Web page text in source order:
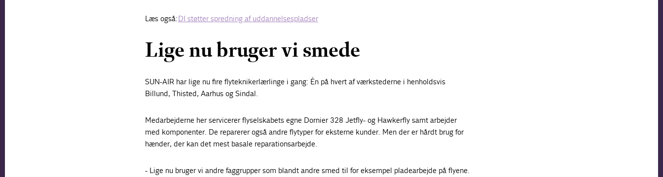
Læs også:DI støtter spredning af uddannelsespladser
Lige nu bruger vi smede
SUN-AIR har lige nu fire flyteknikerlærlinge i gang: Én på hvert af værkstederne i henholdsvis
Billund, Thisted, Aarhus og Sindal.
Medarbejderne her servicerer flyselskabets egne Dornier 328 Jetfly- og Hawkerfly samt arbejder
med komponenter. De reparerer også andre flytyper for eksterne kunder. Men der er hårdt brug for
hænder, der kan det mest basale reparationsarbejde.
- Lige nu bruger vi andre faggrupper som blandt andre smed til for eksempel pladearbejde på flyene.